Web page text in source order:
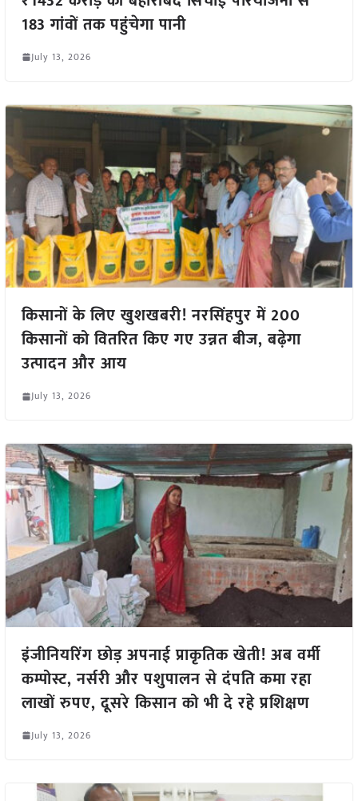
183 गांवों तक पहुंचेगा पानी
July 13, 2026
किसानों के लिए खुशखबरी! नरसिंहपुर में 200
किसानों को वितरित किए गए उन्नत बीज, बढ़ेगा
उत्पादन और आय
July 13, 2026
इंजीनियरिंग छोड़ अपनाई प्राकृतिक खेती! अब वर्मी
कम्पोस्ट, नर्सरी और पशुपालन से दंपति कमा रहा
लाखों रुपए, दूसरे किसान को भी दे रहे प्रशिक्षण
July 13, 2026